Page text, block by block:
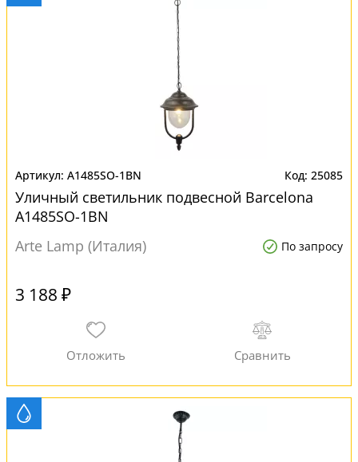
A1485SO-1BN 25085
Уличный светильник подвесной Barcelona
A1485SO-1BN
Arte Lamp (Италия)
По запросу
3 188 ₽